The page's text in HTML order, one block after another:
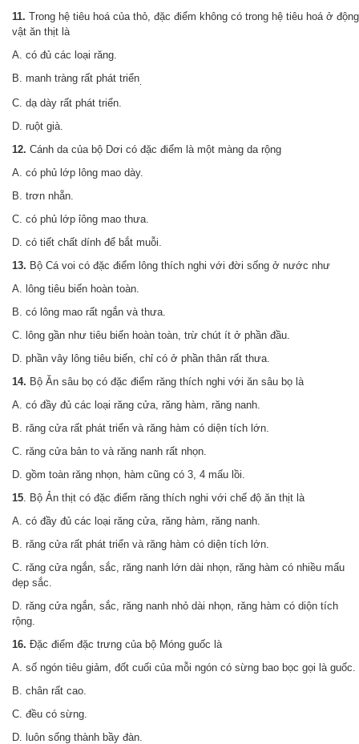
11. Trong hệ tiêu hoá của thỏ, đặc điểm không có trong hệ tiêu hoá ở động
vật ăn thịt là
A. có đủ các loại răng.
B. manh tràng rất phát triển
C. dạ dày rất phát triển.
D. ruột già.
12. Cánh da của bộ Dơi có đặc điểm là một màng da rộng
A. có phủ lớp lông mao dày.
B. trơn nhẵn.
C. có phủ lớp ỉông mao thưa.
D. có tiết chất dính để bắt muỗi.
13. Bộ Cá voi có đặc điểm lông thích nghi với đời sống ở nước như
A. lông tiêu biến hoàn toàn.
B. có lông mao rất ngắn và thưa.
C. lông gần như tiêu biến hoàn toàn, trừ chút ít ở phần đầu.
D. phần vây lông tiêu biến, chỉ có ở phần thân rất thưa.
14. Bộ Ăn sâu bọ có đặc điểm răng thích nghi với ăn sâu bọ là
A. có đầy đủ các loại răng cửa, răng hàm, răng nanh.
B. răng cửa rất phát triển và răng hàm có diện tích lớn.
C. răng cửa bản to và răng nanh rất nhọn.
D. gồm toàn răng nhọn, hàm cũng có 3, 4 mấu lồi.
15. Bộ Ản thịt có đặc điểm răng thích nghi với chế độ ăn thịt là
A. có đầy đủ các loại răng cửa, răng hàm, răng nanh.
B. răng cửa rất phát triển và răng hàm có diện tích lớn.
C. răng cửa ngắn, sắc, răng nanh lớn dài nhọn, răng hàm có nhiều mấu
dẹp sắc.
D. răng cửa ngắn, sắc, răng nanh nhỏ dài nhọn, răng hàm có diộn tích
rộng.
16. Đặc điểm đặc trưng của bộ Móng guốc là
A. số ngón tiêu giảm, đốt cuối của mỗi ngón có sừng bao bọc gọi là guốc.
B. chân rất cao.
C. đều có sừng.
D. luôn sống thành bầy đàn.